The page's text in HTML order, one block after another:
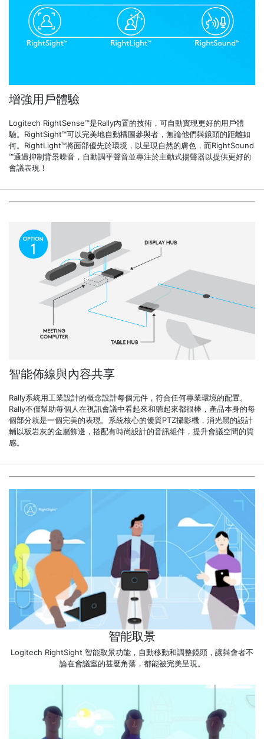
增強用戶體驗
Logitech RightSense™是Rally內置的技術，可自動實現更好的用戶體
驗。RightSight™可以完美地自動構圖參與者，無論他們與鏡頭的距離如
何。RightLight™將面部優先於環境，以呈現自然的膚色，而RightSound
™通過抑制背景噪音，自動調平聲音並專注於主動式揚聲器以提供更好的
會議表現！
智能佈線與內容共享
Rally系統用工業設計的概念設計每個元件，符合任何專業環境的配置。
Rally不僅幫助每個人在視訊會議中看起來和聽起來都很棒，產品本身的每
個部分就是一個完美的表現。系統核心的優質PTZ攝影機，消光黑的設計
輔以板岩灰的金屬飾邊，搭配有時尚設計的音訊組件，提升會議空間的質
感。
智能取景
Logitech RightSight 智能取景功能，自動移動和調整鏡頭，讓與會者不
論在會議室的甚麼角落，都能被完美呈現。